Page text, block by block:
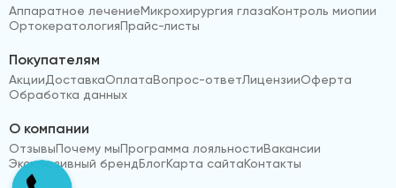
Аппаратное лечениеМикрохирургия глазаКонтроль миопии
ОртокератологияПрайс-листы
Покупателям
АкцииДоставкаОплатаВопрос-ответЛицензииОферта
Обработка данных
О компании
ОтзывыПочему мыПрограмма лояльностиВакансии
Эксклюзивный брендБлогКарта сайтаКонтакты